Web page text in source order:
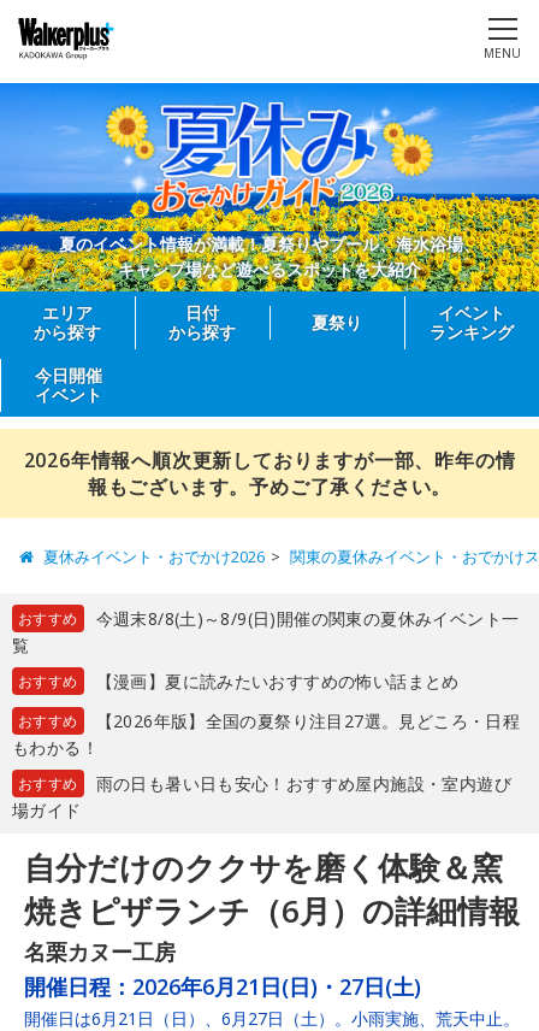
MENU
夏のイベント情報が満載！夏祭りやプール、海水浴場、
キャンプ場など遊べるスポットを大紹介
エリア
から探す
日付
から探す
夏祭り
イベント
ランキング
今日開催
イベント
2026年情報へ順次更新しておりますが一部、昨年の情
報もございます。予めご了承ください。
夏休みイベント・おでかけ2026 関東の夏休みイベント・おでかけ
おすすめ
今週末8/8(土)～8/9(日)開催の関東の夏休みイベント一
覧
おすすめ 【漫画】夏に読みたいおすすめの怖い話まとめ
おすすめ
【2026年版】全国の夏祭り注目27選。見どころ・日程
もわかる！
おすすめ
雨の日も暑い日も安心！おすすめ屋内施設・室内遊び
場ガイド
自分だけのククサを磨く体験＆窯
焼きピザランチ（6月）の詳細情報
名栗カヌー工房
開催日程： 2026年6月21日(日)・27日(土)
開催日は6月21日（日）、6月27日（土）。小雨実施、荒天中止。